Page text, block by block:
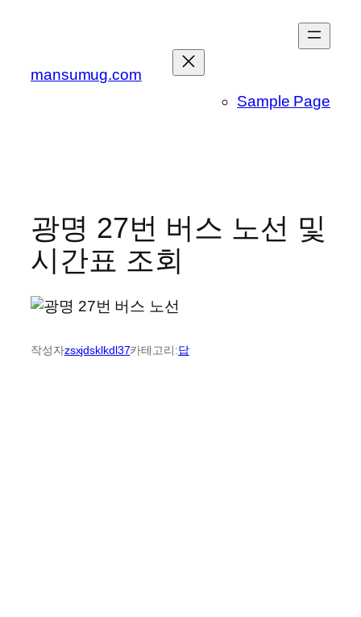
mansumug.com
Sample Page
광명 27번 버스 노선 및
시간표 조회
작성자zsxjdsklkdl37카테고리:답